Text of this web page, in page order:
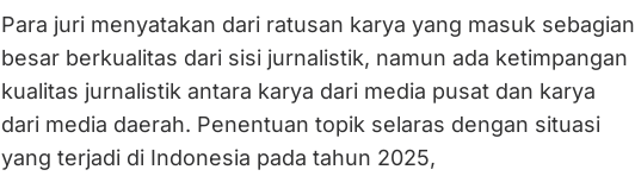
Para juri menyatakan dari ratusan karya yang masuk sebagian
besar berkualitas dari sisi jurnalistik, namun ada ketimpangan
kualitas jurnalistik antara karya dari media pusat dan karya
dari media daerah. Penentuan topik selaras dengan situasi
yang terjadi di Indonesia pada tahun 2025,